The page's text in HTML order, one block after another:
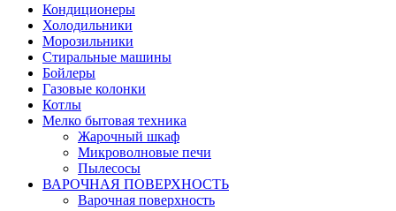
Кондиционеры
Холодильники
Морозильники
Стиральные машины
Бойлеры
Газовые колонки
Котлы
Мелко бытовая техника
Жарочный шкаф
Микроволновые печи
Пылесосы
ВАРОЧНАЯ ПОВЕРХНОСТЬ
Варочная поверхность